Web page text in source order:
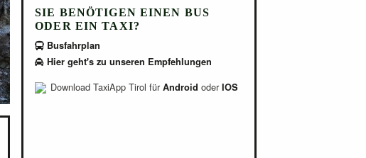
SIE BENÖTIGEN EINEN BUS
ODER EIN TAXI?
Busfahrplan
Hier geht's zu unseren Empfehlungen
Download TaxiApp Tirol fürAndroid oderIOS